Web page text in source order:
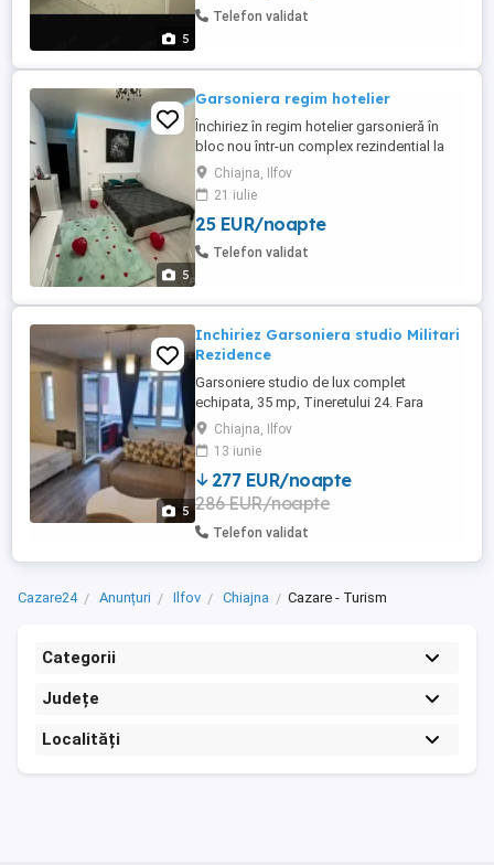
5
Telefon validat
5
Garsoniera regim hotelier
Închiriez în regim hotelier garsonieră în
bloc nou într-un complex rezindential la
etajul 1 ce dispune de loc privat de
parcare în interiorul complexului, aer
condiționat, centrală proprie cu încălzire în
pardoseală, tv smart, balcon, mediu curat
și liniștit, stație autobuz în fața
Chiajna, Ilfov
21 iulie
25 EUR/noapte
Telefon validat
5
Inchiriez Garsoniera studio Militari
Rezidence
Garsoniere studio de lux complet
echipata, 35 mp, Tineretului 24. Fara
comision!
Chiajna, Ilfov
13 iunie
277 EUR/noapte
286 EUR/noapte
Telefon validat
Cazare24 Anunțuri Ilfov Chiajna Cazare - Turism
Categorii
Județe
Localități